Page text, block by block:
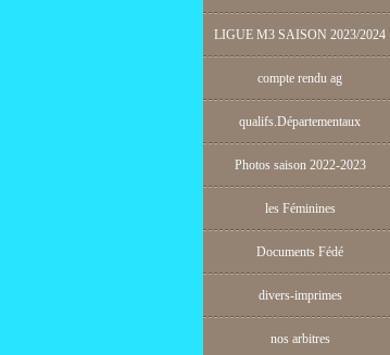
LIGUE M3 SAISON 2023/2024
compte rendu ag
qualifs.Départementaux
Photos saison 2022-2023
les Féminines
Documents Fédé
divers-imprimes
nos arbitres